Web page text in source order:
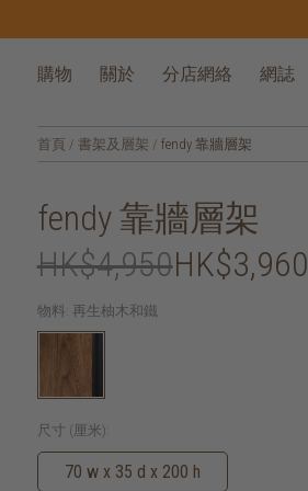
購物 關於 分店網絡 網誌
首頁 / 書架及層架 / fendy 靠牆層架
fendy 靠牆層架
HK$4,950HK$3,960
物料: 再生柚木和鐵
尺寸 (厘米):
70 w x 35 d x 200 h